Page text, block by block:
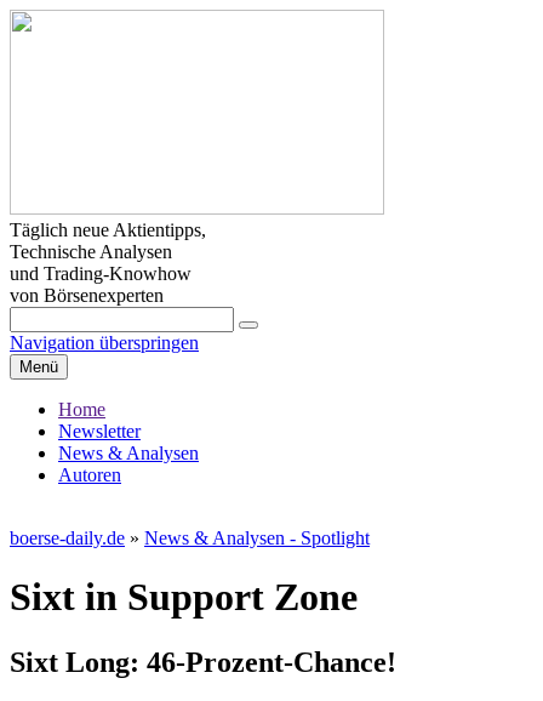
Täglich neue Aktientipps,
Technische Analysen
und Trading-Knowhow
von Börsenexperten
Navigation überspringen
Menü
Home
Newsletter
News & Analysen
Autoren
boerse-daily.de » News & Analysen - Spotlight
Sixt in Support Zone
Sixt Long: 46-Prozent-Chance!